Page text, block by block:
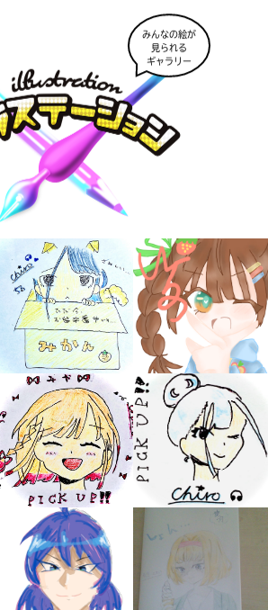
シリーズに
出会える
キミノラジオ配信中！
みんなの絵が
見られる
ギャラリー